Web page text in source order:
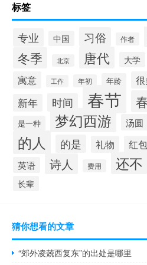
标签
专业 中国 习俗 作者
冬季 北京 唐代 大学
寓意 工作 年初 年龄 很
新年 时间 春节
是一种 梦幻西游 汤圆
的人 的是 礼物 红包
英语 诗人 费用 还不
长辈
猜你想看的文章
“郊外凌兢西复东”的出处是哪里